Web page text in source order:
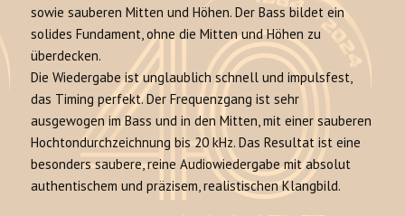
sowie sauberen Mitten und Höhen. Der Bass bildet ein
solides Fundament, ohne die Mitten und Höhen zu
überdecken.
Die Wiedergabe ist unglaublich schnell und impulsfest,
das Timing perfekt. Der Frequenzgang ist sehr
ausgewogen im Bass und in den Mitten, mit einer sauberen
Hochtondurchzeichnung bis 20 kHz. Das Resultat ist eine
besonders saubere, reine Audiowiedergabe mit absolut
authentischem und präzisem, realistischen Klangbild.